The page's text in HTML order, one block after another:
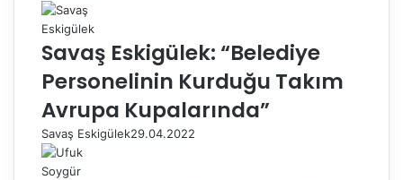
Savaş Eskigülek: “Belediye
Personelinin Kurduğu Takım
Avrupa Kupalarında”
Savaş Eskigülek29.04.2022